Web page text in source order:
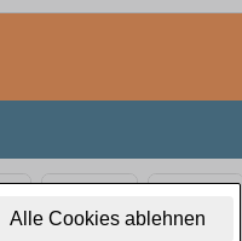
Alle Cookies ablehnen